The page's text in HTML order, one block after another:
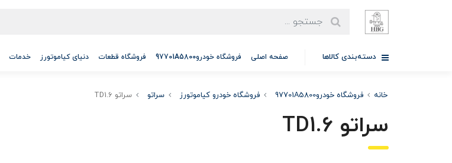
دسته‌بندی کالاها صفحه اصلی فروشگاه خودرو97701A5800 فروشگاه قطعات دنیای کیاموتورز خدمات
خانه فروشگاه خودرو97701A5800 فروشگاه خودرو کیاموتورز سراتو سراتو TD1.6
سراتو TD1.6